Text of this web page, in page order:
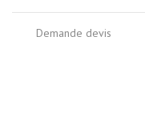
Demande devis